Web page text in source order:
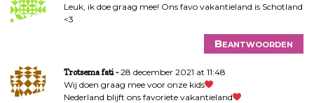
Leuk, ik doe graag mee! Ons favo vakantieland is Schotland
<3
Beantwoorden
Trotsema fati
28 december 2021 at 11:48
Wij doen graag mee voor onze kids
Nederland blijft ons favoriete vakantieland